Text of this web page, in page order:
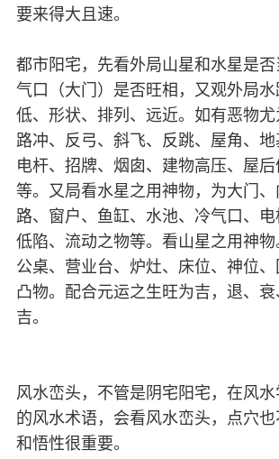
要来得大且速。
都市阳宅，先看外局山星和水星是
气口（大门）是否旺相，又观外局
低、形状、排列、远近。如有恶物尤
路冲、反弓、斜飞、反跳、屋角、地
电杆、招牌、烟囱、建物高压、屋
等。又局看水星之用神物，为大门
路、窗户、鱼缸、水池、冷气口、电
低陷、流动之物等。看山星之用神
公桌、营业台、炉灶、床位、神位
凸物。配合元运之生旺为吉，退、
吉。
风水峦头，不管是阴宅阳宅，在风
的风水术语，会看风水峦头，点穴
和悟性很重要。